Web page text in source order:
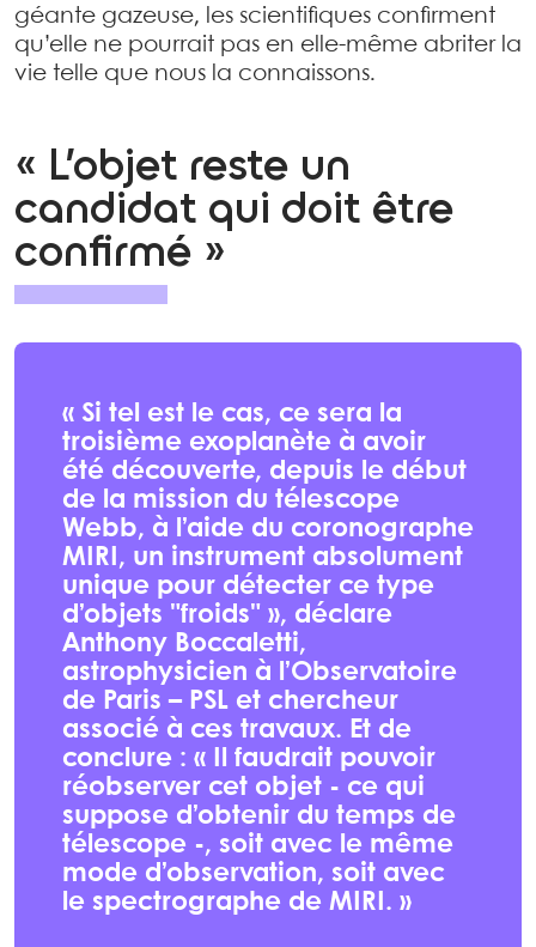
géante gazeuse, les scientifiques confirment
qu’elle ne pourrait pas en elle-même abriter la
vie telle que nous la connaissons.
« L’objet reste un
candidat qui doit être
confirmé »
« Si tel est le cas, ce sera la
troisième exoplanète à avoir
été découverte, depuis le début
de la mission du télescope
Webb, à l’aide du coronographe
MIRI, un instrument absolument
unique pour détecter ce type
d’objets "froids" », déclare
Anthony Boccaletti,
astrophysicien à l’Observatoire
de Paris – PSL et chercheur
associé à ces travaux. Et de
conclure : « Il faudrait pouvoir
réobserver cet objet - ce qui
suppose d’obtenir du temps de
télescope -, soit avec le même
mode d’observation, soit avec
le spectrographe de MIRI. »